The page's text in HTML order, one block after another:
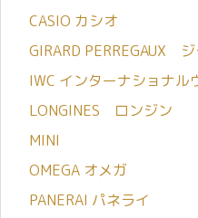
CASIO カシオ
GIRARD PERREGAUX
IWC インターナショナル
LONGINES ロンジン
MINI
OMEGA オメガ
PANERAI パネライ